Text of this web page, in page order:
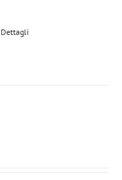
Dettagli